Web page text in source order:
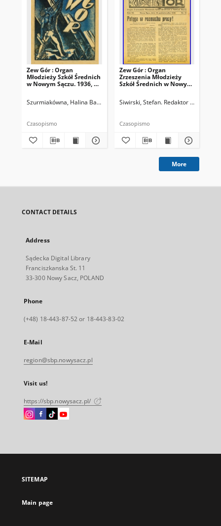
Zew Gór : Organ
Młodzieży Szkół Średnich
w Nowym Sączu. 1936, R.
Szurmiakówna, Halina Barbara (1920-1945). Redaktor naczelny
Czasopismo
Zew Gór : Organ
Zrzeszenia Młodzieży
Szkół Średnich w Nowym
Siwirski, Stefan. Redaktor naczelny
Czasopismo
More
CONTACT DETAILS
Address
Sądecka Digital Library
Franciszkanska St. 11
33-300 Nowy Sacz, POLAND
Phone
(+48) 18-443-87-52 or 18-443-83-02
E-Mail
region@sbp.nowysacz.pl
Visit us!
https://sbp.nowysacz.pl/
Instagram
open
new
Facebook
open
new
Instagram
open
new
Instagram
open
SITEMAP
Main page